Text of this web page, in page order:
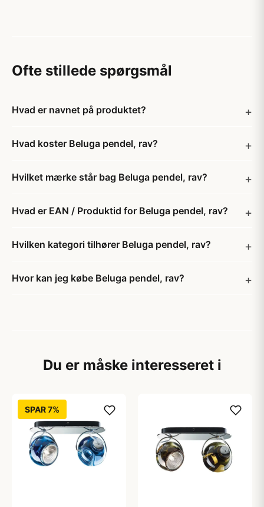
Ofte stillede spørgsmål
Hvad er navnet på produktet?
Hvad koster Beluga pendel, rav?
Hvilket mærke står bag Beluga pendel, rav?
Hvad er EAN / Produktid for Beluga pendel, rav?
Hvilken kategori tilhører Beluga pendel, rav?
Hvor kan jeg købe Beluga pendel, rav?
Du er måske interesseret i
SPAR 7%